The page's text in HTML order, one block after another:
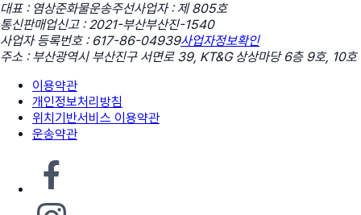
대표 : 염상준화물운송주선사업자 : 제 805호
통신판매업신고 : 2021-부산부산진-1540
사업자 등록번호 : 617-86-04939사업자정보확인
주소 : 부산광역시 부산진구 서면로 39, KT&G 상상마당 6층 9호, 10호
이용약관
개인정보처리방침
위치기반서비스 이용약관
운송약관